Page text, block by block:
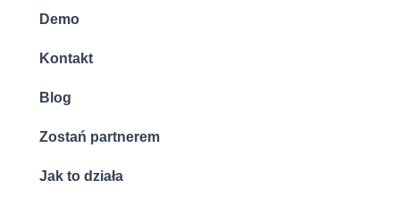
Demo
Kontakt
Blog
Zostań partnerem
Jak to działa